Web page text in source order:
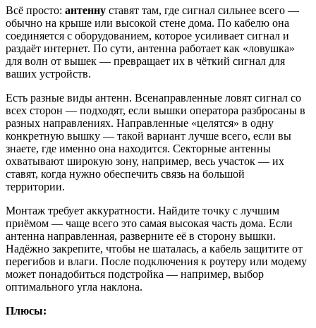
Всё просто: антенну ставят там, где сигнал сильнее всего —
обычно на крыше или высокой стене дома. По кабелю она
соединяется с оборудованием, которое усиливает сигнал и
раздаёт интернет. По сути, антенна работает как «ловушка»
для волн от вышек — превращает их в чёткий сигнал для
ваших устройств.
Есть разные виды антенн. Всенаправленные ловят сигнал со
всех сторон — подходят, если вышки оператора разбросаны в
разных направлениях. Направленные «целятся» в одну
конкретную вышку — такой вариант лучше всего, если вы
знаете, где именно она находится. Секторные антенны
охватывают широкую зону, например, весь участок — их
ставят, когда нужно обеспечить связь на большой
территории.
Монтаж требует аккуратности. Найдите точку с лучшим
приёмом — чаще всего это самая высокая часть дома. Если
антенна направленная, разверните её в сторону вышки.
Надёжно закрепите, чтобы не шаталась, а кабель защитите от
перегибов и влаги. После подключения к роутеру или модему
может понадобиться подстройка — например, выбор
оптимального угла наклона.
Плюсы: